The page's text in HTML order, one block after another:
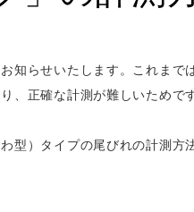
知らせいたします。これまで
、正確な計測が難しいためで
型）タイプの尾びれの計測方